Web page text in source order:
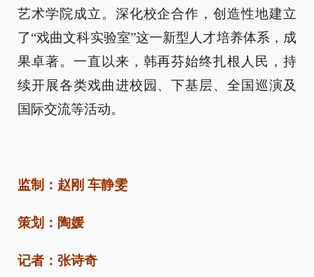
艺术学院成立。深化校企合作，创造性地建立
了“戏曲文科实验室”这一新型人才培养体系，成
果卓著。一直以来，韩再芬始终扎根人民，持
续开展各类戏曲进校园、下基层、全国巡演及
国际交流等活动。
监制：赵刚 车静雯
策划：陶媛
记者：张诗奇